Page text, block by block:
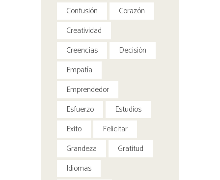
Confusión
Corazón
Creatividad
Creencias
Decisión
Empatía
Emprendedor
Esfuerzo
Estudios
Exito
Felicitar
Grandeza
Gratitud
Idiomas